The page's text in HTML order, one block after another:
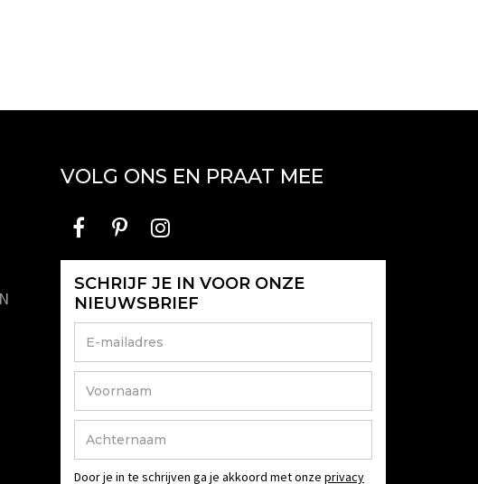
VOLG ONS EN PRAAT MEE
SCHRIJF JE IN VOOR ONZE
NIEUWSBRIEF
Door je in te schrijven ga je akkoord met onze privacy